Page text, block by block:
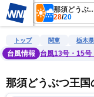
那須どう
28/20
雨雲レーダー 台風情報
トップ 関東 栃木県
台風情報
台風13号・15号
那須どうぶつ王国